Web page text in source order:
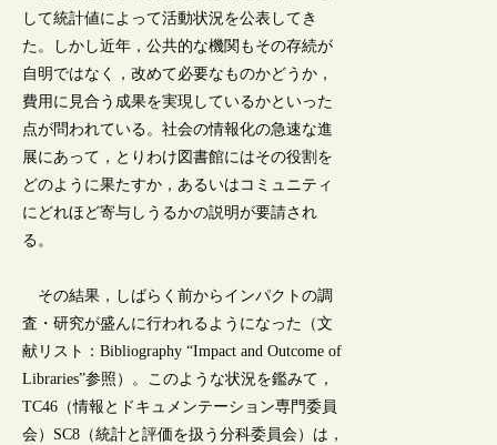
して統計値によって活動状況を公表してき
た。しかし近年，公共的な機関もその存続が
自明ではなく，改めて必要なものかどうか，
費用に見合う成果を実現しているかといった
点が問われている。社会の情報化の急速な進
展にあって，とりわけ図書館にはその役割を
どのように果たすか，あるいはコミュニティ
にどれほど寄与しうるかの説明が要請され
る。
その結果，しばらく前からインパクトの調
査・研究が盛んに行われるようになった（文
献リスト：Bibliography “Impact and Outcome of
Libraries”参照）。このような状況を鑑みて，
TC46（情報とドキュメンテーション専門委員
会）SC8（統計と評価を扱う分科委員会）は，